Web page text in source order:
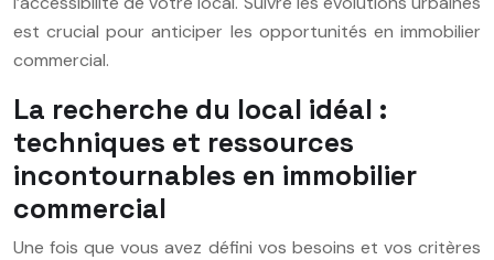
est crucial pour anticiper les opportunités en immobilier
commercial.
La recherche du local idéal :
techniques et ressources
incontournables en immobilier
commercial
Une fois que vous avez défini vos besoins et vos critères